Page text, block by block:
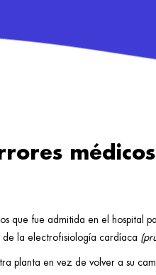
que fue admitida en el hospital
de la electrofisiología cardíaca
planta en vez de volver a su